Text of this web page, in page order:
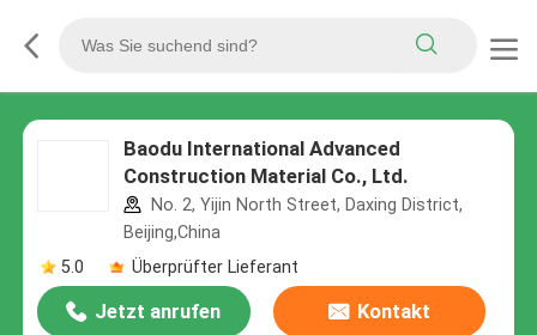
Baodu International Advanced
Construction Material Co., Ltd.
No. 2, Yijin North Street, Daxing District,
Beijing,China
5.0
Überprüfter Lieferant
Jetzt anrufen Kontakt